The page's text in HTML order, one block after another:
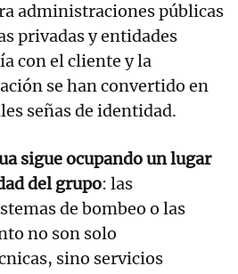
administraciones públicas
privadas y entidades
con el cliente y la
se han convertido en
señas de identidad.
sigue ocupando un lugar
del grupo: las
de bombeo o las
no son solo
sino servicios